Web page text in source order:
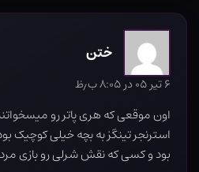
ختن
۶ تیر ۰۵ در ۸:۰۵ ب٫ظ
اون موقعی که هری پاتر رو
استرنجر تینگز به بچه خیلی کوچیک
بود و کسی که نقش شرلی رو بازی مرده بود